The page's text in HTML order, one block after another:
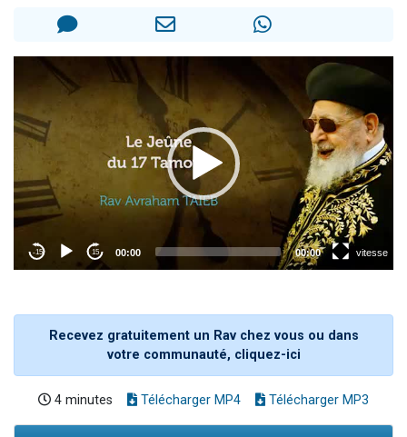
Il reste 49 places pour étudier en groupe sur Zoom
12 nouvelles musiques dans Torah-Box Music
2 personnes viennent de nous rejoindre sur WhatsApp
Recevez gratuitement un Rav chez vous ou dans
votre communauté, cliquez-ici
4 minutes Télécharger MP4 Télécharger MP3